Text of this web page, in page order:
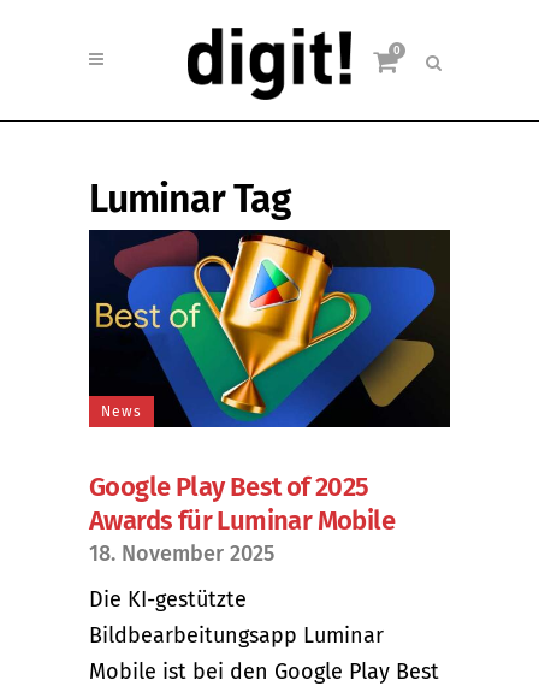
0
Luminar Tag
News
Google Play Best of 2025
Awards für Luminar Mobile
18. November 2025
Die KI-gestützte
Bildbearbeitungsapp Luminar
Mobile ist bei den Google Play Best